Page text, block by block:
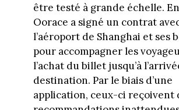
être testé à grande échelle.
Oorace a signé un contrat
l’aéroport de Shanghai et ses
pour accompagner les
l’achat du billet jusqu’à
destination. Par le biais d’une
application, ceux-ci reçoivent